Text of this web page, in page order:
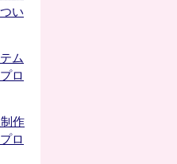
い
ム
ロ
作
ロ